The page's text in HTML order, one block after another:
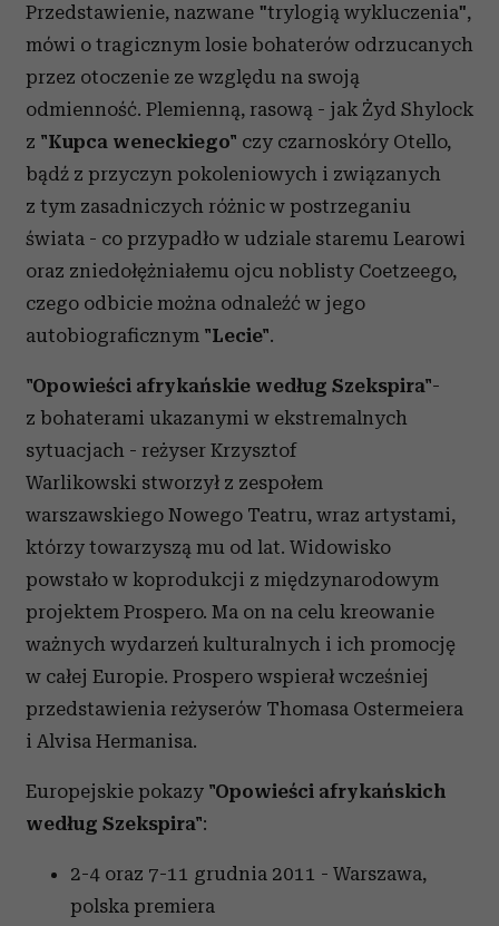
Przedstawienie, nazwane "trylogią wykluczenia",
mówi o tragicznym losie bohaterów odrzucanych
przez otoczenie ze względu na swoją
odmienność. Plemienną, rasową - jak Żyd Shylock
z "Kupca weneckiego" czy czarnoskóry Otello,
bądź z przyczyn pokoleniowych i związanych
z tym zasadniczych różnic w postrzeganiu
świata - co przypadło w udziale staremu Learowi
oraz zniedołężniałemu ojcu noblisty Coetzeego,
czego odbicie można odnaleźć w jego
autobiograficznym "Lecie".
"Opowieści afrykańskie według Szekspira"-
z bohaterami ukazanymi w ekstremalnych
sytuacjach - reżyser Krzysztof
Warlikowski stworzył z zespołem
warszawskiego Nowego Teatru, wraz artystami,
którzy towarzyszą mu od lat. Widowisko
powstało w koprodukcji z międzynarodowym
projektem Prospero. Ma on na celu kreowanie
ważnych wydarzeń kulturalnych i ich promocję
w całej Europie. Prospero wspierał wcześniej
przedstawienia reżyserów Thomasa Ostermeiera
i Alvisa Hermanisa.
Europejskie pokazy "Opowieści afrykańskich
według Szekspira":
2-4 oraz 7-11 grudnia 2011 - Warszawa,
polska premiera